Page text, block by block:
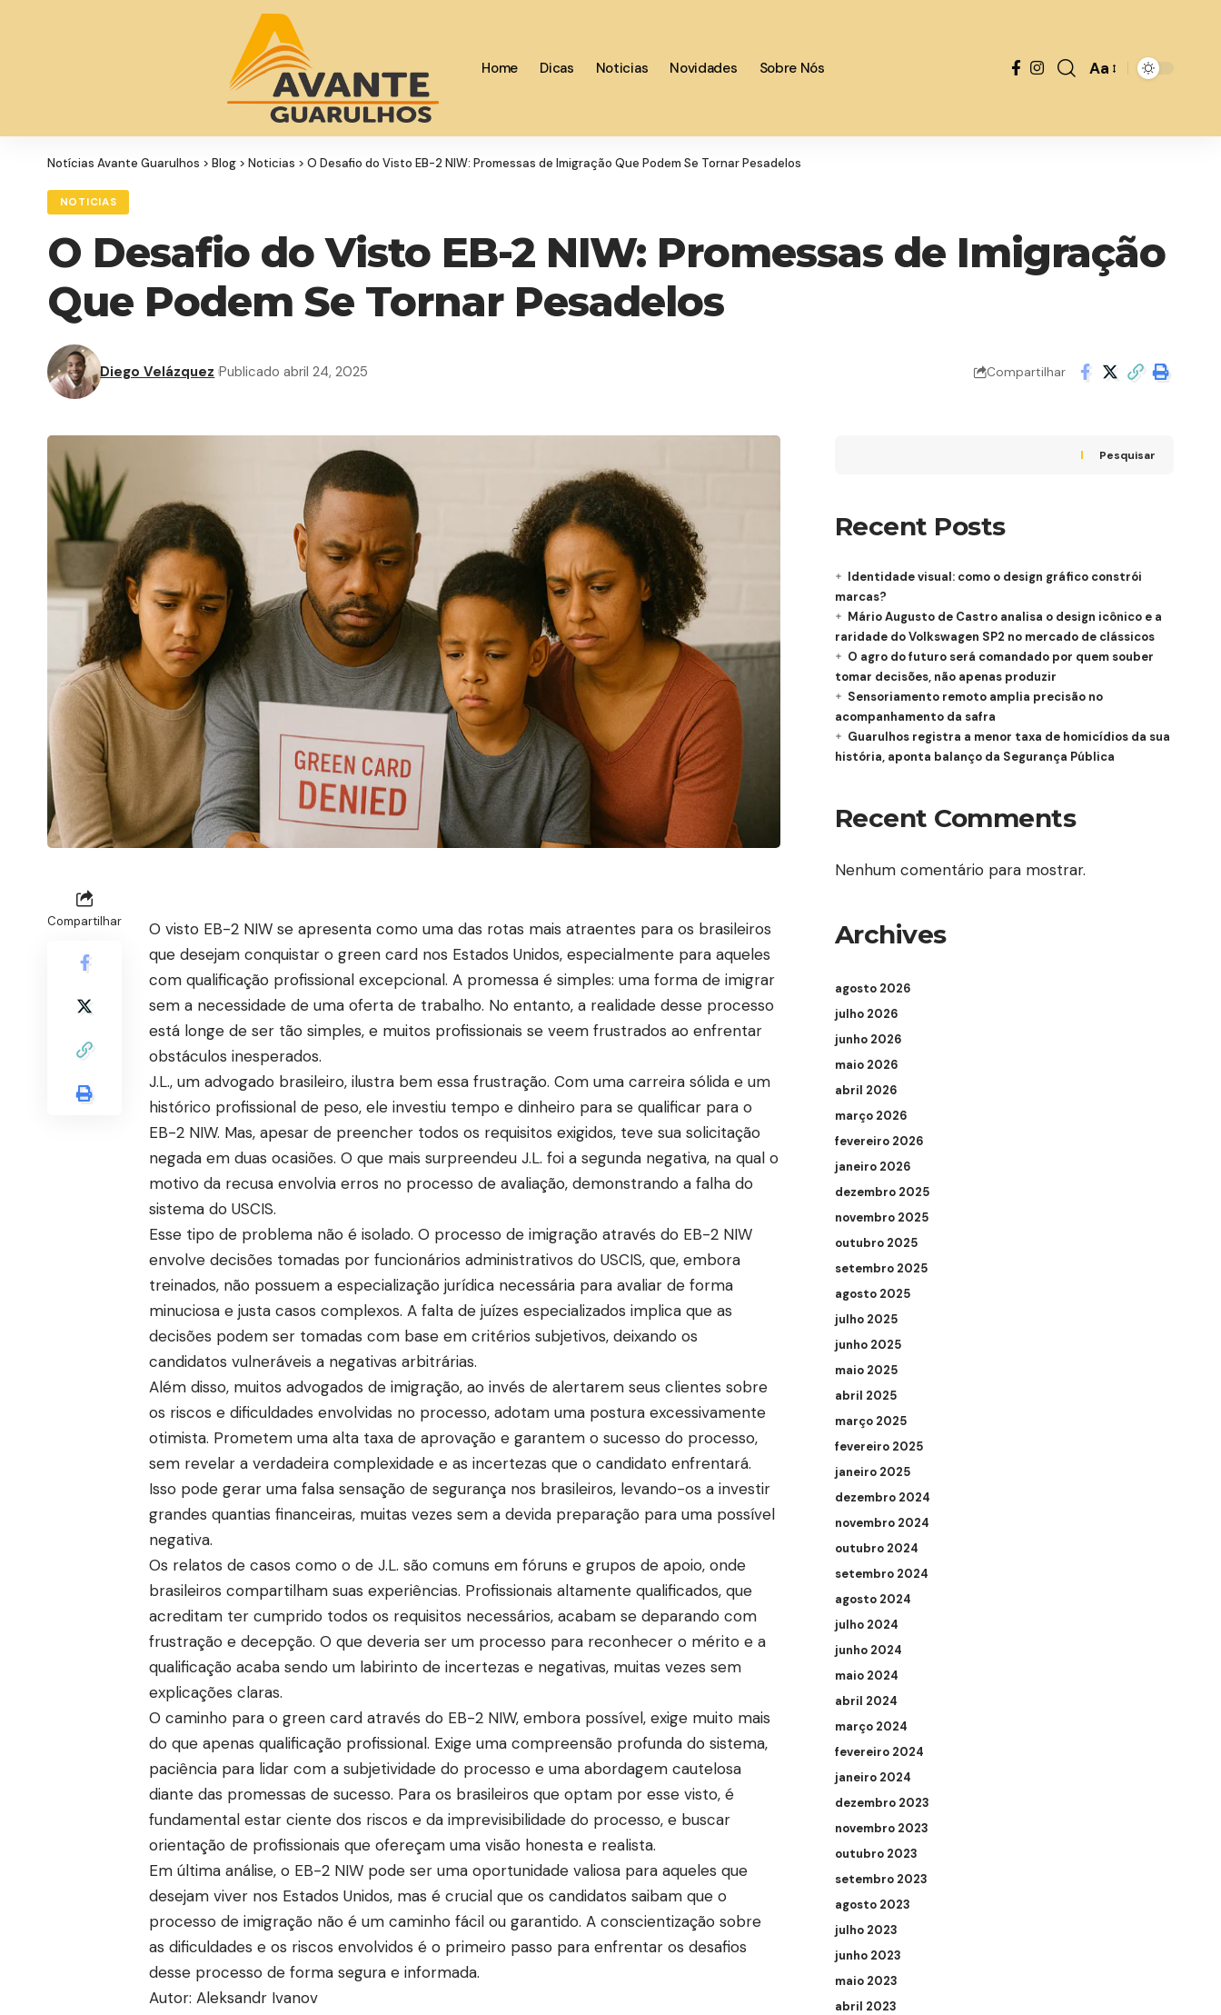
Home Dicas Noticias Novidades Sobre Nós Aa
Notícias Avante Guarulhos > Blog > Noticias > O Desafio do Visto EB-2 NIW: Promessas de Imigração Que Podem Se Tornar Pesadelos
NOTICIAS
O Desafio do Visto EB-2 NIW: Promessas de Imigração
Que Podem Se Tornar Pesadelos
Diego Velázquez Publicado abril 24, 2025 Compartilhar
Compartilhar
O visto EB-2 NIW se apresenta como uma das rotas mais atraentes para os brasileiros
que desejam conquistar o green card nos Estados Unidos, especialmente para aqueles
com qualificação profissional excepcional. A promessa é simples: uma forma de imigrar
sem a necessidade de uma oferta de trabalho. No entanto, a realidade desse processo
está longe de ser tão simples, e muitos profissionais se veem frustrados ao enfrentar
obstáculos inesperados.
J.L., um advogado brasileiro, ilustra bem essa frustração. Com uma carreira sólida e um
histórico profissional de peso, ele investiu tempo e dinheiro para se qualificar para o
EB-2 NIW. Mas, apesar de preencher todos os requisitos exigidos, teve sua solicitação
negada em duas ocasiões. O que mais surpreendeu J.L. foi a segunda negativa, na qual o
motivo da recusa envolvia erros no processo de avaliação, demonstrando a falha do
sistema do USCIS.
Esse tipo de problema não é isolado. O processo de imigração através do EB-2 NIW
envolve decisões tomadas por funcionários administrativos do USCIS, que, embora
treinados, não possuem a especialização jurídica necessária para avaliar de forma
minuciosa e justa casos complexos. A falta de juízes especializados implica que as
decisões podem ser tomadas com base em critérios subjetivos, deixando os
candidatos vulneráveis a negativas arbitrárias.
Além disso, muitos advogados de imigração, ao invés de alertarem seus clientes sobre
os riscos e dificuldades envolvidas no processo, adotam uma postura excessivamente
otimista. Prometem uma alta taxa de aprovação e garantem o sucesso do processo,
sem revelar a verdadeira complexidade e as incertezas que o candidato enfrentará.
Isso pode gerar uma falsa sensação de segurança nos brasileiros, levando-os a investir
grandes quantias financeiras, muitas vezes sem a devida preparação para uma possível
negativa.
Os relatos de casos como o de J.L. são comuns em fóruns e grupos de apoio, onde
brasileiros compartilham suas experiências. Profissionais altamente qualificados, que
acreditam ter cumprido todos os requisitos necessários, acabam se deparando com
frustração e decepção. O que deveria ser um processo para reconhecer o mérito e a
qualificação acaba sendo um labirinto de incertezas e negativas, muitas vezes sem
explicações claras.
O caminho para o green card através do EB-2 NIW, embora possível, exige muito mais
do que apenas qualificação profissional. Exige uma compreensão profunda do sistema,
paciência para lidar com a subjetividade do processo e uma abordagem cautelosa
diante das promessas de sucesso. Para os brasileiros que optam por esse visto, é
fundamental estar ciente dos riscos e da imprevisibilidade do processo, e buscar
orientação de profissionais que ofereçam uma visão honesta e realista.
Em última análise, o EB-2 NIW pode ser uma oportunidade valiosa para aqueles que
desejam viver nos Estados Unidos, mas é crucial que os candidatos saibam que o
processo de imigração não é um caminho fácil ou garantido. A conscientização sobre
as dificuldades e os riscos envolvidos é o primeiro passo para enfrentar os desafios
desse processo de forma segura e informada.
Autor: Aleksandr Ivanov
Pesquisar
Recent Posts
Identidade visual: como o design gráfico constrói
marcas?
Mário Augusto de Castro analisa o design icônico e a
raridade do Volkswagen SP2 no mercado de clássicos
O agro do futuro será comandado por quem souber
tomar decisões, não apenas produzir
Sensoriamento remoto amplia precisão no
acompanhamento da safra
Guarulhos registra a menor taxa de homicídios da sua
história, aponta balanço da Segurança Pública
Recent Comments
Nenhum comentário para mostrar.
Archives
agosto 2026
julho 2026
junho 2026
maio 2026
abril 2026
março 2026
fevereiro 2026
janeiro 2026
dezembro 2025
novembro 2025
outubro 2025
setembro 2025
agosto 2025
julho 2025
junho 2025
maio 2025
abril 2025
março 2025
fevereiro 2025
janeiro 2025
dezembro 2024
novembro 2024
outubro 2024
setembro 2024
agosto 2024
julho 2024
junho 2024
maio 2024
abril 2024
março 2024
fevereiro 2024
janeiro 2024
dezembro 2023
novembro 2023
outubro 2023
setembro 2023
agosto 2023
julho 2023
junho 2023
maio 2023
abril 2023